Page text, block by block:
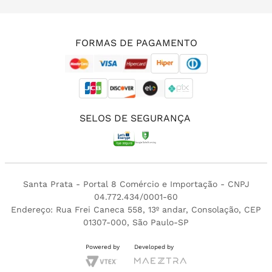
FORMAS DE PAGAMENTO
SELOS DE SEGURANÇA
Santa Prata - Portal 8 Comércio e Importação - CNPJ
04.772.434/0001-60
Endereço: Rua Frei Caneca 558, 13º andar, Consolação, CEP
01307-000, São Paulo-SP
Powered by Developed by